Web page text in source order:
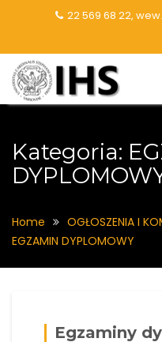
22 569 68 22,
Kategoria:
Home
OGŁOSZENIA I
EGZAMIN DYPLOMOWY
Egzaminy